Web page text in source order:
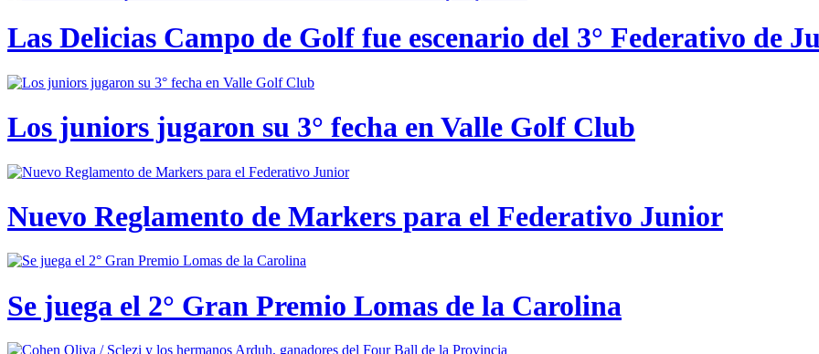
Las Delicias Campo de Golf fue escenario del 3° Federativo de
Los juniors jugaron su 3° fecha en Valle Golf Club
Nuevo Reglamento de Markers para el Federativo Junior
Se juega el 2° Gran Premio Lomas de la Carolina